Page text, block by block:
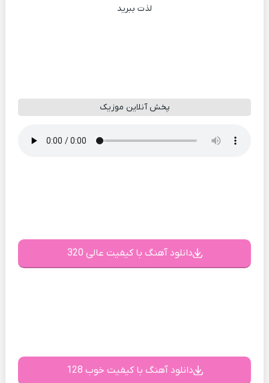
لذت ببرید
پخش آنلاین موزیک
دانلود آهنگ با کیفیت عالی 320
دانلود آهنگ با کیفیت خوب 128